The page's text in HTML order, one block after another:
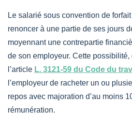
Le salarié sous convention de
renoncer à une partie de ses jours
moyennant une contrepartie
de son employeur. Cette possibilité,
l’article L. 3121-59 du Code du
l’employeur de racheter un ou
repos avec majoration d’au moins
rémunération.